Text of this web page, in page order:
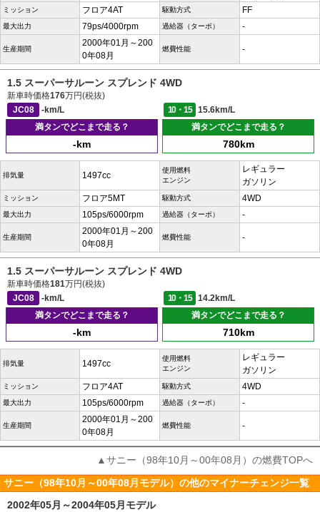
ミッション フロア4AT 駆動方式 FF
最大出力 79ps/4000rpm 過給器（ターボ） -
生産期間
2000年01月～200
0年08月
燃費性能 -
1.5 スーパーサルーン スプレンド 4WD
新車時価格176万円(税抜)
JC08
-km/L 10・15
15.6km/L
満タンでどこまで走る？
-km
満タンでどこまで走る？
780km
排気量 1497cc
使用燃料
エンジン
レギュラー
ガソリン
ミッション フロア5MT 駆動方式 4WD
最大出力 105ps/6000rpm 過給器（ターボ） -
生産期間
2000年01月～200
0年08月
燃費性能 -
1.5 スーパーサルーン スプレンド 4WD
新車時価格181万円(税抜)
JC08
-km/L 10・15
14.2km/L
満タンでどこまで走る？
-km
満タンでどこまで走る？
710km
排気量 1497cc
使用燃料
エンジン
レギュラー
ガソリン
ミッション フロア4AT 駆動方式 4WD
最大出力 105ps/6000rpm 過給器（ターボ） -
生産期間
2000年01月～200
0年08月
燃費性能 -
▲サニー（98年10月～00年08月）の燃費TOPへ
サニー（98年10月～00年08月モデル）の他のマイナーチェンジ一覧
2002年05月～2004年05月モデル